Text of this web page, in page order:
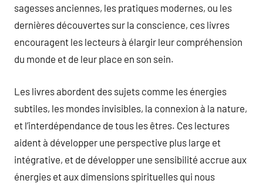
sagesses anciennes, les pratiques modernes, ou les
dernières découvertes sur la conscience, ces livres
encouragent les lecteurs à élargir leur compréhension
du monde et de leur place en son sein.
Les livres abordent des sujets comme les énergies
subtiles, les mondes invisibles, la connexion à la nature,
et l’interdépendance de tous les êtres. Ces lectures
aident à développer une perspective plus large et
intégrative, et de développer une sensibilité accrue aux
énergies et aux dimensions spirituelles qui nous